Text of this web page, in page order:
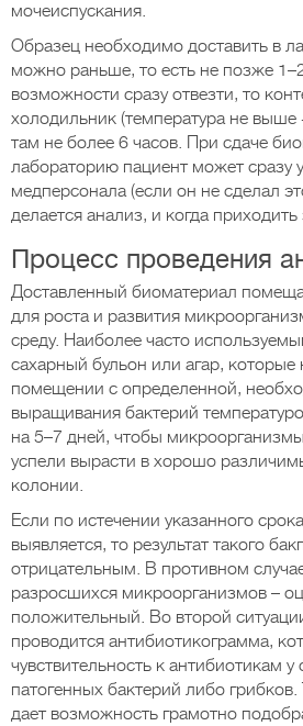
мочеиспускания.
Образец необходимо доставить в
можно раньше, то есть не позже
возможности сразу отвезти, то
холодильник (температура не выше
там не более 6 часов. При сдаче
лабораторию пациент может сразу
медперсонала (если он не сделал
делается анализ, и когда приходить
Процесс проведения
Доставленный биоматериал
для роста и развития
среду. Наиболее часто
сахарный бульон или агар, которые
помещении с определенной,
выращивания бактерий
на 5–7 дней, чтобы
успели вырасти в хорошо
колонии.
Если по истечении указанного
выявляется, то результат такого
отрицательным. В противном
разросшихся микроорганизмов –
положительный. Во второй
проводится антибиотикограмма,
чувствительность к антибиотикам
патогенных бактерий либо
дает возможность грамотно